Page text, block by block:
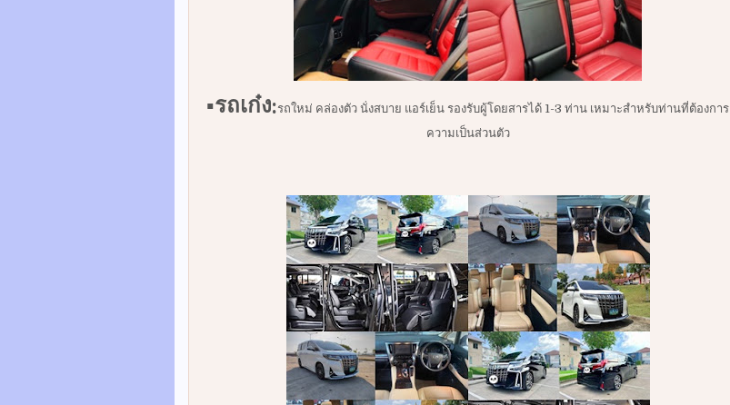
▪️รถเก๋ง:รถใหม่ คล่องตัว นั่งสบาย แอร์เย็น รองรับผู้โดยสารได้ 1-3 ท่าน เหมาะสำหรับท่านที่ต้องการ
ความเป็นส่วนตัว